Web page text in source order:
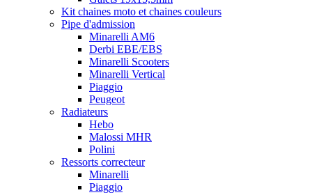
Kit chaines moto et chaines couleurs
Pipe d'admission
Minarelli AM6
Derbi EBE/EBS
Minarelli Scooters
Minarelli Vertical
Piaggio
Peugeot
Radiateurs
Hebo
Malossi MHR
Polini
Ressorts correcteur
Minarelli
Piaggio